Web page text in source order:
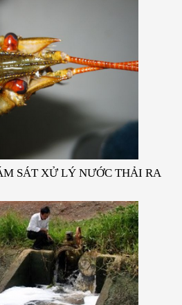
SÁT XỬ LÝ NƯỚC THẢI RA